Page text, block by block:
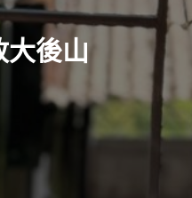
後山